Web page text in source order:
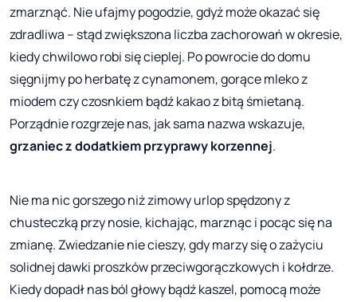
zmarznąć. Nie ufajmy pogodzie, gdyż może okazać się
zdradliwa – stąd zwiększona liczba zachorowań w okresie,
kiedy chwilowo robi się cieplej. Po powrocie do domu
sięgnijmy po herbatę z cynamonem, gorące mleko z
miodem czy czosnkiem bądź kakao z bitą śmietaną.
Porządnie rozgrzeje nas, jak sama nazwa wskazuje,
grzaniec z dodatkiem przyprawy korzennej.
Nie ma nic gorszego niż zimowy urlop spędzony z
chusteczką przy nosie, kichając, marznąc i pocąc się na
zmianę. Zwiedzanie nie cieszy, gdy marzy się o zażyciu
solidnej dawki proszków przeciwgorączkowych i kołdrze.
Kiedy dopadł nas ból głowy bądź kaszel, pomocą może